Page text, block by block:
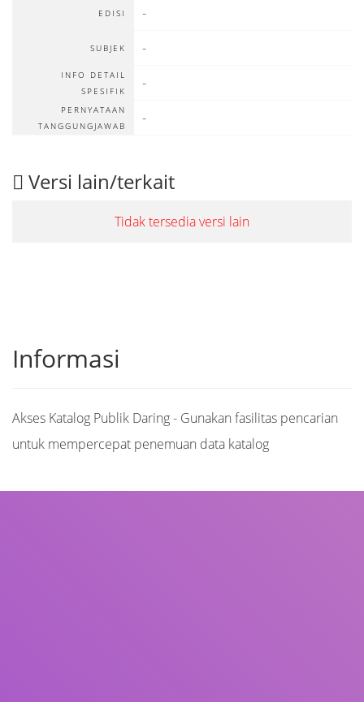
EDISI -
SUBJEK -
INFO DETAIL
SPESIFIK
-
PERNYATAAN
TANGGUNGJAWAB
-
Versi lain/terkait
Tidak tersedia versi lain
Informasi
Akses Katalog Publik Daring - Gunakan fasilitas pencarian
untuk mempercepat penemuan data katalog